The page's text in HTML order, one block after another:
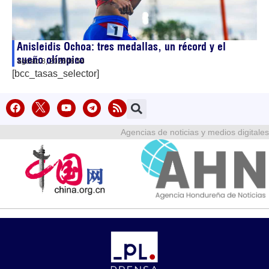
Anisleidis Ochoa: tres medallas, un récord y el
sueño olímpico
agosto 8, 202608:54
[bcc_tasas_selector]
Agencias de noticias y medios digitales